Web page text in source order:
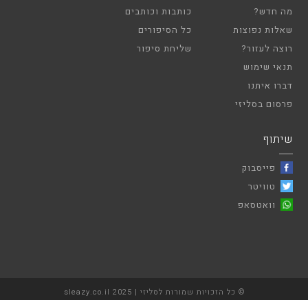
מה חדש?
שאלות נפוצות
רוצה לעזור?
תנאי שימוש
דברו איתנו
פרסום בסליזי
כותבות וכותבים
כל הסיפורים
שליחת סיפור
שיתוף
פייסבוק
טוויטר
וואטסאפ
© כל הזכויות שמורות לסליזי | sleazy.co.il 2025